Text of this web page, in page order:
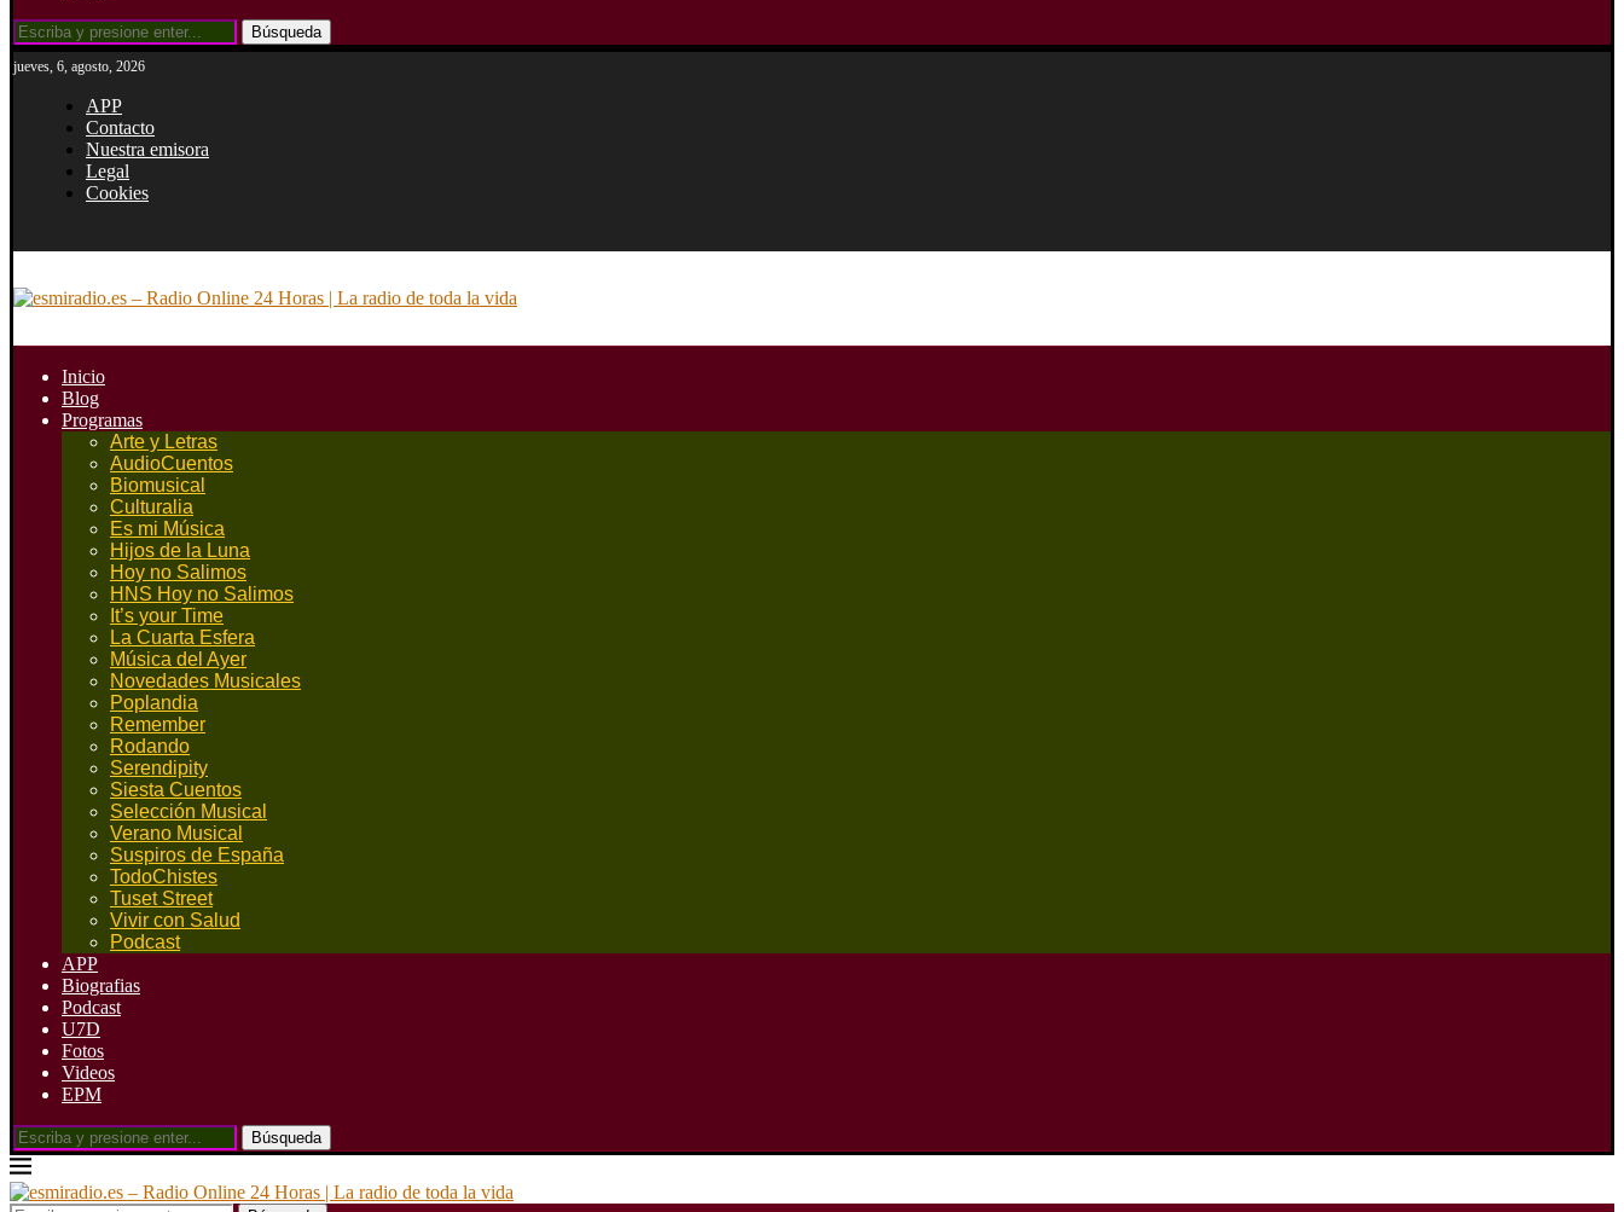
Búsqueda
jueves, 6, agosto, 2026
APP
Contacto
Nuestra emisora
Legal
Cookies
Inicio
Blog
Programas
Arte y Letras
AudioCuentos
Biomusical
Culturalia
Es mi Música
Hijos de la Luna
Hoy no Salimos
HNS Hoy no Salimos
It’s your Time
La Cuarta Esfera
Música del Ayer
Novedades Musicales
Poplandia
Remember
Rodando
Serendipity
Siesta Cuentos
Selección Musical
Verano Musical
Suspiros de España
TodoChistes
Tuset Street
Vivir con Salud
Podcast
APP
Biografias
Podcast
U7D
Fotos
Videos
EPM
Búsqueda